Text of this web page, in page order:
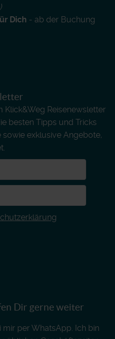
Dich - ab der Buchung
Klick&Weg Reisenewsletter
besten Tipps und Tricks
exklusive Angebote,
Dir gerne weiter
mir per WhatsApp. Ich bin